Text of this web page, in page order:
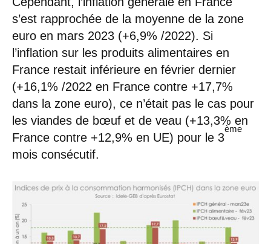
s’est rapprochée de la moyenne de la zone
euro en mars 2023 (+6,9% /2022). Si
l’inflation sur les produits alimentaires en
France restait inférieure en février dernier
(+16,1% /2022 en France contre +17,7%
dans la zone euro), ce n’était pas le cas pour
les viandes de bœuf et de veau (+13,3% en
France contre +12,9% en UE) pour le 3
ème
mois consécutif.